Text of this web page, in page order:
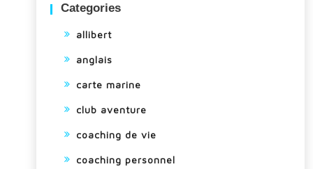
Categories
allibert
anglais
carte marine
club aventure
coaching de vie
coaching personnel